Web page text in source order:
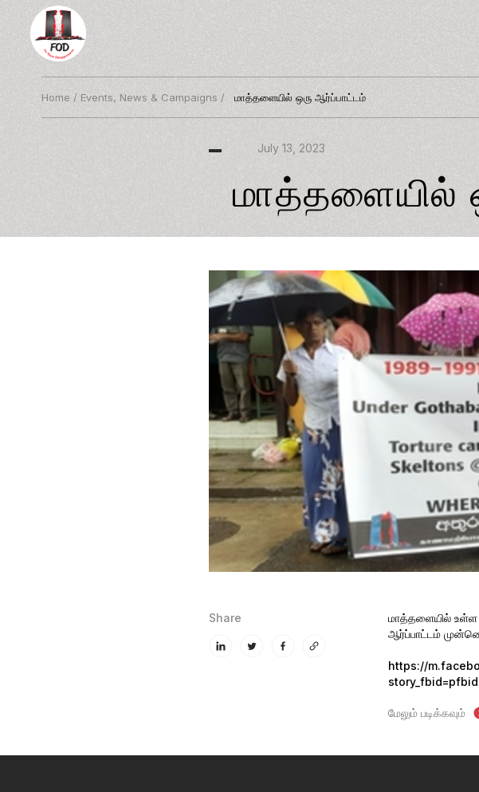
Home / Events, News & Campaigns / மாத்தளையில் ஒரு ஆர்ப்பாட்டம்
July 13, 2023
மாத்தளையில்
Share
மாத்தளையில் உள்ள
ஆர்ப்பாட்டம்
https://
மேலும் படிக்கவும்